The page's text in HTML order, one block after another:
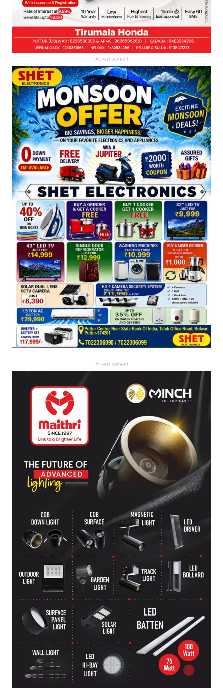
Advertisement
Advertisement